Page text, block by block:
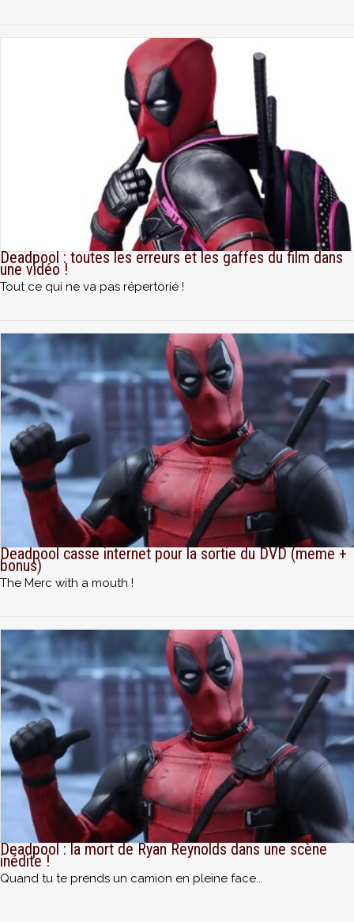
Deadpool : toutes les erreurs et les gaffes du film dans
une vidéo !
Tout ce qui ne va pas répertorié !
Deadpool casse internet pour la sortie du DVD (meme +
bonus)
The Merc with a mouth !
Deadpool : la mort de Ryan Reynolds dans une scène
inédite !
Quand tu te prends un camion en pleine face...